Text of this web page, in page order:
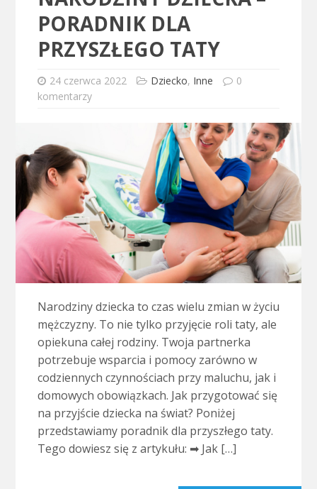
PORADNIK DLA
PRZYSZŁEGO TATY
24 czerwca 2022 Dziecko, Inne
0
komentarzy
Narodziny dziecka to czas wielu zmian w życiu
mężczyzny. To nie tylko przyjęcie roli taty, ale
opiekuna całej rodziny. Twoja partnerka
potrzebuje wsparcia i pomocy zarówno w
codziennych czynnościach przy maluchu, jak i
domowych obowiązkach. Jak przygotować się
na przyjście dziecka na świat? Poniżej
przedstawiamy poradnik dla przyszłego taty.
Tego dowiesz się z artykułu: ➡ Jak […]